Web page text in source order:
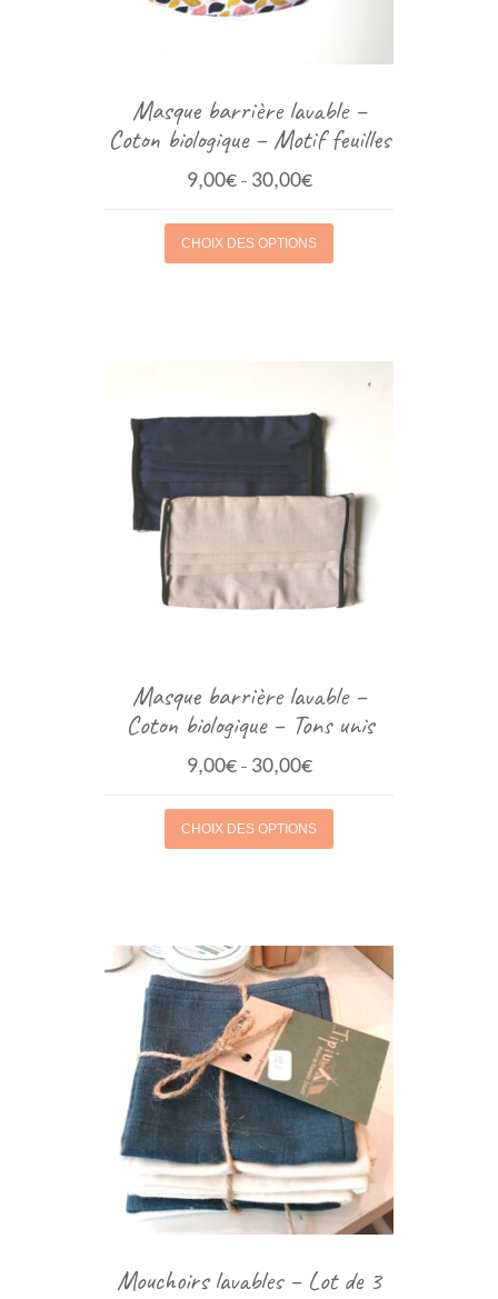
Masque barrière lavable –
Coton biologique – Motif feuilles
9,00€– 30,00€
CHOIX DES OPTIONS
Masque barrière lavable –
Coton biologique – Tons unis
9,00€– 30,00€
CHOIX DES OPTIONS
Mouchoirs lavables – Lot de 3